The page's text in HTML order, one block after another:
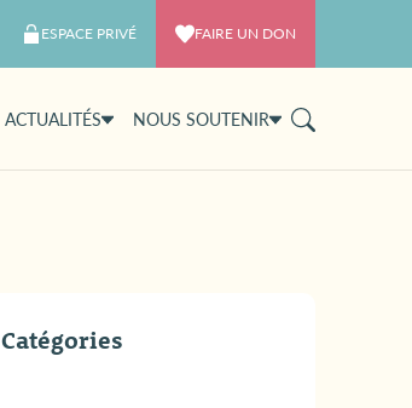
ESPACE PRIVÉ FAIRE UN DON
ACTUALITÉS NOUS SOUTENIR
Catégories